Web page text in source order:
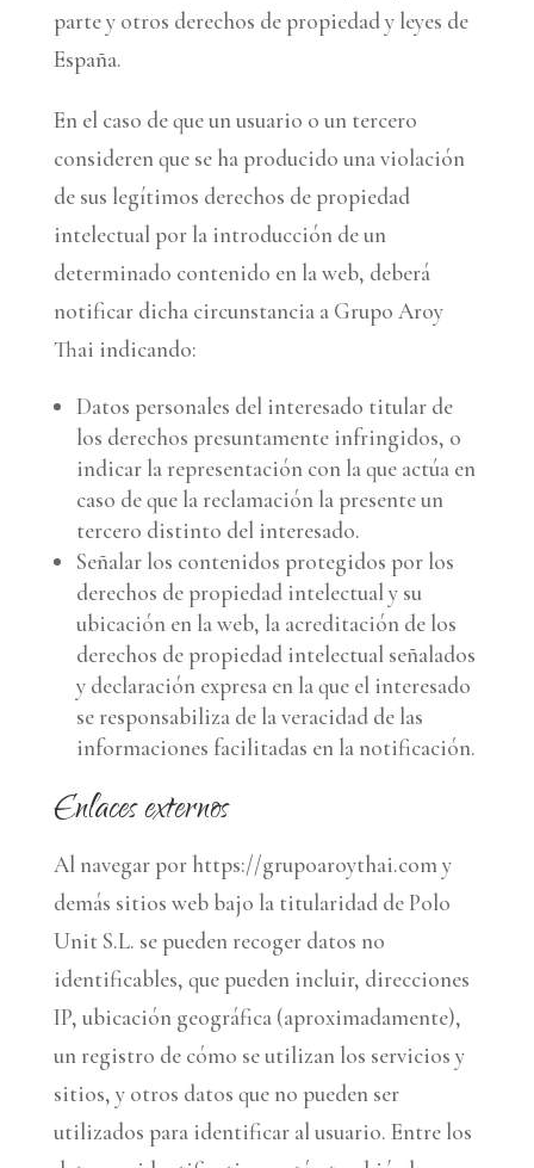
parte y otros derechos de propiedad y leyes de
España.
En el caso de que un usuario o un tercero
consideren que se ha producido una violación
de sus legítimos derechos de propiedad
intelectual por la introducción de un
determinado contenido en la web, deberá
notificar dicha circunstancia a Grupo Aroy
Thai indicando:
Datos personales del interesado titular de
los derechos presuntamente infringidos, o
indicar la representación con la que actúa en
caso de que la reclamación la presente un
tercero distinto del interesado.
Señalar los contenidos protegidos por los
derechos de propiedad intelectual y su
ubicación en la web, la acreditación de los
derechos de propiedad intelectual señalados
y declaración expresa en la que el interesado
se responsabiliza de la veracidad de las
informaciones facilitadas en la notificación.
Enlaces externos
Al navegar por https://grupoaroythai.com y
demás sitios web bajo la titularidad de Polo
Unit S.L. se pueden recoger datos no
identificables, que pueden incluir, direcciones
IP, ubicación geográfica (aproximadamente),
un registro de cómo se utilizan los servicios y
sitios, y otros datos que no pueden ser
utilizados para identificar al usuario. Entre los